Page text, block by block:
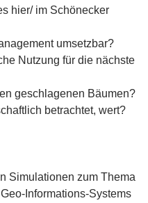
hier/ im Schönecker
umsetzbar?
Nutzung für die nächste
geschlagenen Bäumen?
betrachtet, wert?
Simulationen zum Thema
Informations-Systems